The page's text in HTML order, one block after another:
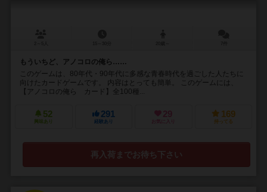
もういちど、アノコロの俺ら……
このゲームは、80年代・90年代に多感な青春時代を過ごした人たちに
向けたカードゲームです。 内容はとっても簡単。 このゲームには、
【アノコロの俺ら カード】全100種...
52
興味あり
291
経験あり
29
お気に入り
169
持ってる
再入荷までお待ち下さい